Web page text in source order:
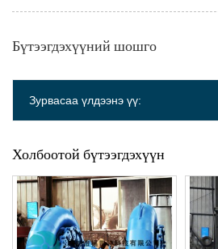
Бүтээгдэхүүний шошго
Зурвасаа үлдээнэ үү:
Холбоотой бүтээгдэхүүн